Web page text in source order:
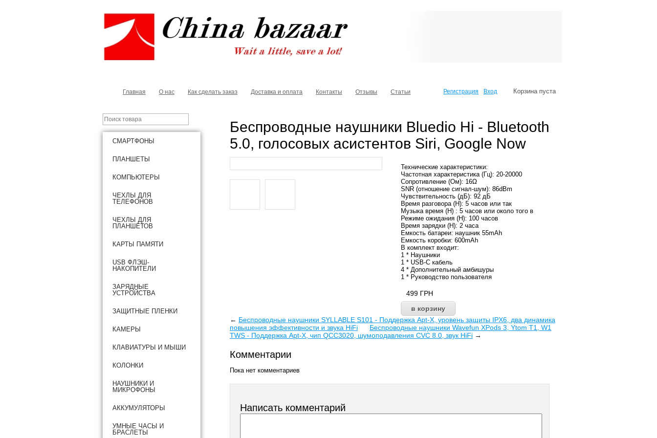
Главная О нас Как сделать заказ Доставка и оплата Контакты Отзывы Статьи Корзина пуста
Регистрация Вход
Беспроводные наушники Bluedio Hi - Bluetooth
5.0, голосовых асистентов Siri, Google Now
Технические характеристики:
Частотная характеристика (Гц): 20-20000
Сопротивление (Ом): 16Ω
SNR (отношение сигнал-шум): 86dBm
Чувствительность (дБ): 92 дБ
Время разговора (Н): 5 часов или так
Музыка время (H) : 5 часов или около того в
Режиме ожидания (H): 100 часов
Время зарядки (H): 2 часа
Емкость батареи: наушник 55mAh
Емкость коробки: 600mAh
В комплект входит:
1 * Наушники
1 * USB-C кабель
4 * Дополнительный амбишуры
1 * Руководство пользователя
499 ГРН
← Беспроводные наушники SYLLABLE S101 - Поддержка Apt-X, уровень защиты IPX6, два динамика
повышения эффективности и звука HiFi
Беспроводные наушники Wavefun XPods 3, Ytom T1, W1
TWS - Поддержка Apt-X, чип QCC3020, шумоподавления CVC 8.0, звук HiFi →
Комментарии
Пока нет комментариев
Написать комментарий
СМАРТФОНЫ
ПЛАНШЕТЫ
КОМПЬЮТЕРЫ
ЧЕХЛЫ ДЛЯ
ТЕЛЕФОНОВ
ЧЕХЛЫ ДЛЯ
ПЛАНШЕТОВ
КАРТЫ ПАМЯТИ
USB ФЛЭШ-
НАКОПИТЕЛИ
ЗАРЯДНЫЕ
УСТРОЙСТВА
ЗАЩИТНЫЕ ПЛЕНКИ
КАМЕРЫ
КЛАВИАТУРЫ И МЫШИ
КОЛОНКИ
НАУШНИКИ И
МИКРОФОНЫ
АККУМУЛЯТОРЫ
УМНЫЕ ЧАСЫ И
БРАСЛЕТЫ